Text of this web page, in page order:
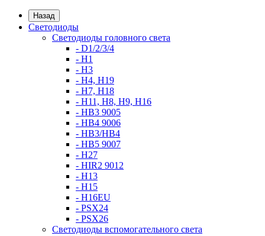
Назад
Светодиоды
Светодиоды головного света
- D1/2/3/4
- H1
- H3
- H4, H19
- H7, H18
- H11, H8, H9, H16
- HB3 9005
- HB4 9006
- HB3/HB4
- HB5 9007
- H27
- HIR2 9012
- H13
- H15
- H16EU
- PSX24
- PSX26
Светодиоды вспомогательного света